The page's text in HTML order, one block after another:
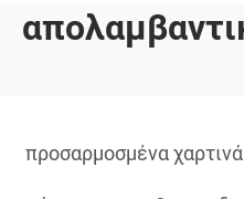
προσαρμοσμένα